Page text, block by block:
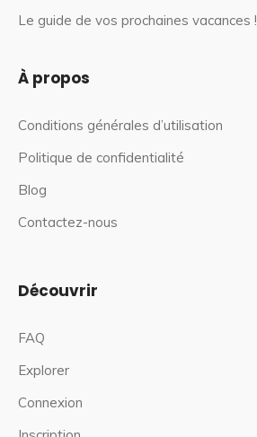
Le guide de vos prochaines vacances !
À propos
Conditions générales d’utilisation
Politique de confidentialité
Blog
Contactez-nous
Découvrir
FAQ
Explorer
Connexion